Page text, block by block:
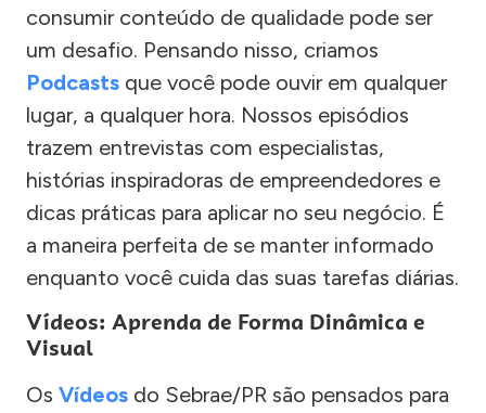
consumir conteúdo de qualidade pode ser
um desafio. Pensando nisso, criamos
Podcasts que você pode ouvir em qualquer
lugar, a qualquer hora. Nossos episódios
trazem entrevistas com especialistas,
histórias inspiradoras de empreendedores e
dicas práticas para aplicar no seu negócio. É
a maneira perfeita de se manter informado
enquanto você cuida das suas tarefas diárias.
Vídeos: Aprenda de Forma Dinâmica e
Visual
Os Vídeos do Sebrae/PR são pensados para